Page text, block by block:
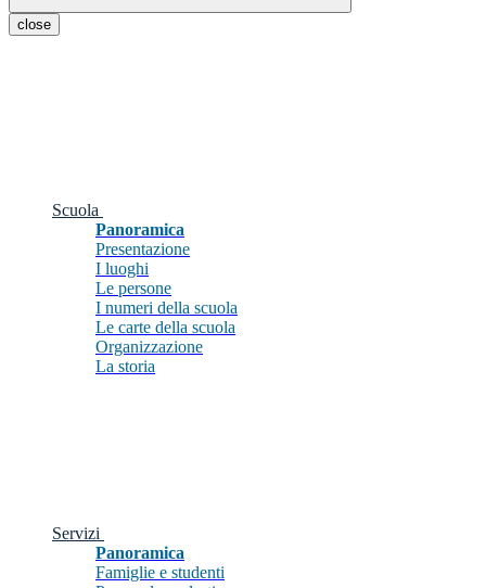
close
Scuola
Panoramica
Presentazione
I luoghi
Le persone
I numeri della scuola
Le carte della scuola
Organizzazione
La storia
Servizi
Panoramica
Famiglie e studenti